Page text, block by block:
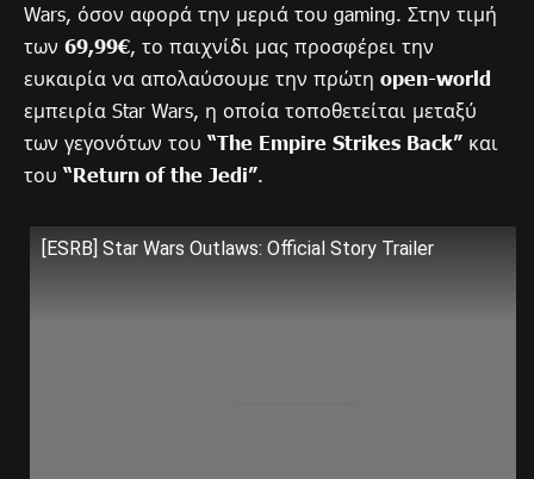
Wars, όσον αφορά την μεριά του gaming. Στην τιμή
των 69,99€, το παιχνίδι μας προσφέρει την
ευκαιρία να απολαύσουμε την πρώτη open-world
εμπειρία Star Wars, η οποία τοποθετείται μεταξύ
των γεγονότων του “The Empire Strikes Back” και
του “Return of the Jedi”.
[ESRB] Star Wars Outlaws: Official Story Trailer